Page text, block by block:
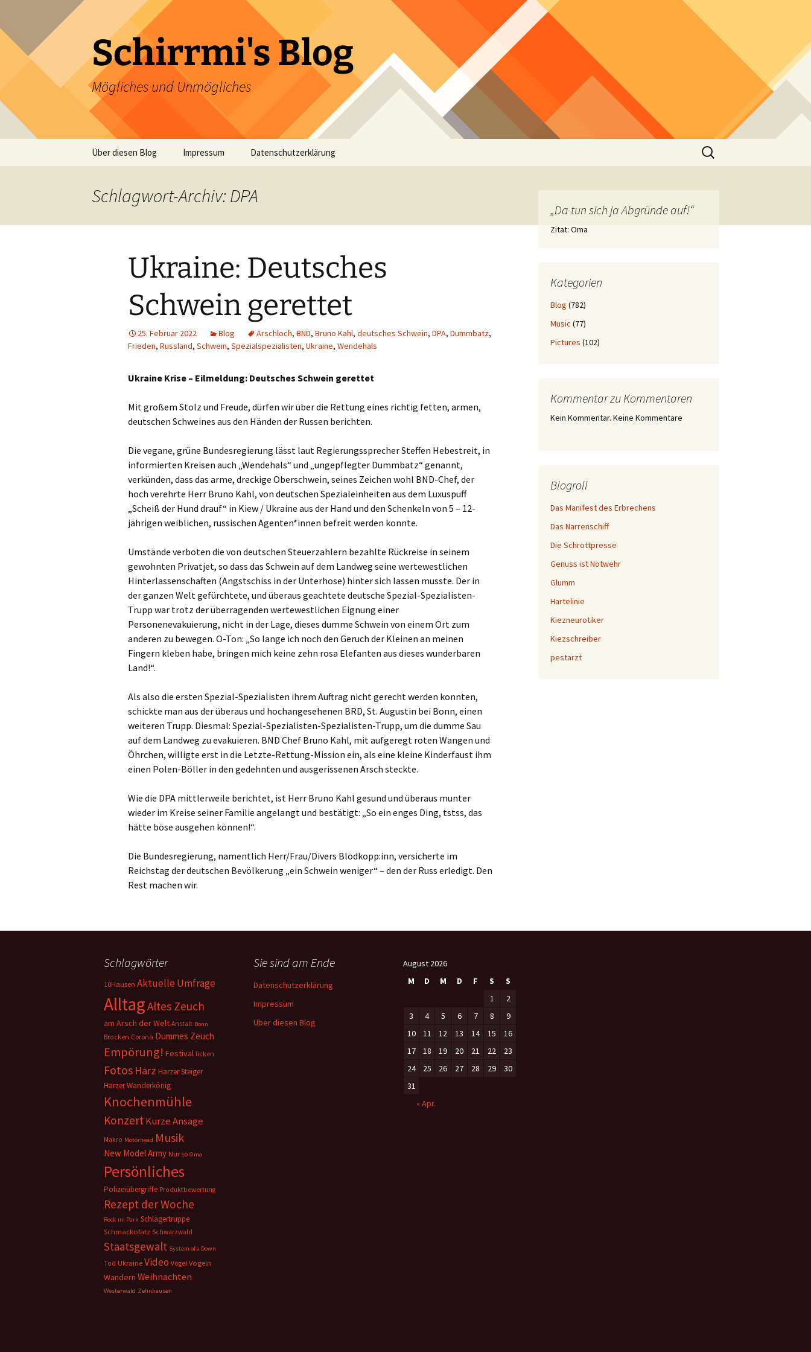
springen
Schirrmi's Blog
Mögliches und Unmögliches
Über diesen Blog Impressum Datenschutzerklärung
Suchen
nach:
Schlagwort-Archiv: DPA
Ukraine: Deutsches
Schwein gerettet
25. Februar 2022 Blog Arschloch, BND, Bruno Kahl, deutsches Schwein, DPA, Dummbatz,
Frieden, Russland, Schwein, Spezialspezialisten, Ukraine, Wendehals
Ukraine Krise – Eilmeldung: Deutsches Schwein gerettet
Mit großem Stolz und Freude, dürfen wir über die Rettung eines richtig fetten, armen,
deutschen Schweines aus den Händen der Russen berichten.
Die vegane, grüne Bundesregierung lässt laut Regierungssprecher Steffen Hebestreit, in
informierten Kreisen auch „Wendehals“ und „ungepflegter Dummbatz“ genannt,
verkünden, dass das arme, dreckige Oberschwein, seines Zeichen wohl BND-Chef, der
hoch verehrte Herr Bruno Kahl, von deutschen Spezialeinheiten aus dem Luxuspuff
„Scheiß der Hund drauf“ in Kiew / Ukraine aus der Hand und den Schenkeln von 5 – 12-
jährigen weiblichen, russischen Agenten*innen befreit werden konnte.
Umstände verboten die von deutschen Steuerzahlern bezahlte Rückreise in seinem
gewohnten Privatjet, so dass das Schwein auf dem Landweg seine wertewestlichen
Hinterlassenschaften (Angstschiss in der Unterhose) hinter sich lassen musste. Der in
der ganzen Welt gefürchtete, und überaus geachtete deutsche Spezial-Spezialisten-
Trupp war trotz der überragenden wertewestlichen Eignung einer
Personenevakuierung, nicht in der Lage, dieses dumme Schwein von einem Ort zum
anderen zu bewegen. O-Ton: „So lange ich noch den Geruch der Kleinen an meinen
Fingern kleben habe, bringen mich keine zehn rosa Elefanten aus dieses wunderbaren
Land!“.
Als also die ersten Spezial-Spezialisten ihrem Auftrag nicht gerecht werden konnten,
schickte man aus der überaus und hochangesehenen BRD, St. Augustin bei Bonn, einen
weiteren Trupp. Diesmal: Spezial-Spezialisten-Spezialisten-Trupp, um die dumme Sau
auf dem Landweg zu evakuieren. BND Chef Bruno Kahl, mit aufgeregt roten Wangen und
Öhrchen, willigte erst in die Letzte-Rettung-Mission ein, als eine kleine Kinderfaust ihm
einen Polen-Böller in den gedehnten und ausgerissenen Arsch steckte.
Wie die DPA mittlerweile berichtet, ist Herr Bruno Kahl gesund und überaus munter
wieder im Kreise seiner Familie angelangt und bestätigt: „So ein enges Ding, tstss, das
hätte böse ausgehen können!“.
Die Bundesregierung, namentlich Herr/Frau/Divers Blödkopp:inn, versicherte im
Reichstag der deutschen Bevölkerung „ein Schwein weniger“ – den der Russ erledigt. Den
Rest machen wir.
„Da tun sich ja Abgründe auf!“
Zitat: Oma
Kategorien
Blog (782)
Music (77)
Pictures (102)
Kommentar zu Kommentaren
Kein Kommentar. Keine Kommentare
Blogroll
Das Manifest des Erbrechens
Das Narrenschiff
Die Schrottpresse
Genuss ist Notwehr
Glumm
Hartelinie
Kiezneurotiker
Kiezschreiber
pestarzt
Schlagwörter
10Hausen Aktuelle Umfrage
AlltagAltes Zeuch
am Arsch der Welt Anstalt Bonn
Brocken Corona Dummes Zeuch
Empörung! Festival ficken
Fotos Harz Harzer Steiger
Harzer Wanderkönig
Knochenmühle
KonzertKurze Ansage
Makro Motörhead Musik
New Model Army Nur so Oma
Persönliches
Polizeiübergriffe Produktbewertung
Rezept der Woche
Rock im Park Schlägertruppe
Schmackofatz Schwarzwald
Staatsgewalt System of a Down
Tod Ukraine Video Vögel Vögeln
Wandern Weihnachten
Westerwald Zehnhausen
Sie sind am Ende
Datenschutzerklärung
Impressum
Über diesen Blog
August 2026
M
D M D F S
S
1
2
3
4 5 6 7 8
9
10
11 12 13 14 15
16
17
18 19 20 21 22
23
24
25 26 27 28 29
30
31
« Apr.